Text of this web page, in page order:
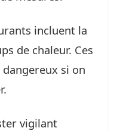
incluent la
de chaleur. Ces
si on
vigilant